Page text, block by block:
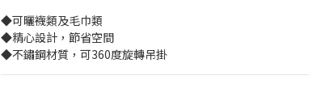
◆可曬襪類及毛巾類
◆精心設計，節省空間
◆不鏽鋼材質，可360度旋轉吊掛